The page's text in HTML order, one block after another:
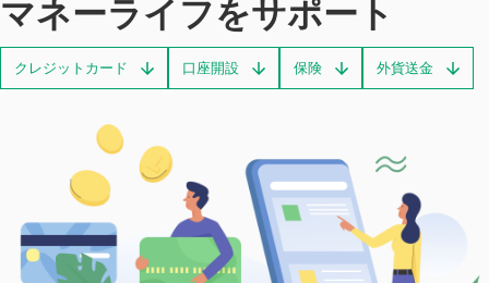
マネーライフをサポート
クレジットカード 口座開設 保険 外貨送金